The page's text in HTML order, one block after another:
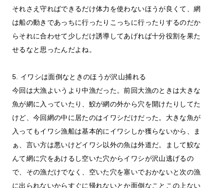
それさえ守ればできるだけ体力を使わないほうが良くて、網
は船の動きであっちに行ったりこっちに行ったりするのだか
らそれに合わせて少しだけ誘導してあげれば十分役割を果た
せるなと思ったんだよね。
5. イワシは面倒なときのほうが沢山捕れる
今回は大漁よいうより中漁だった。前回大漁のときは大きな
魚が網に入っていたり、鮫が網の外から穴を開けたりしてた
けど、今回網の中に居たのはイワシだけだった。大きな魚が
入ってもイワシ漁船は基本的にイワシしか獲らないから、ま
ぁ、言い方は悪いけどイワシ以外の魚は外道だ。まして鮫な
んて網に穴をあけるし空いた穴からイワシが沢山逃げるの
で、その漁だけでなく、空いた穴を塞いでおかないと次の漁
に出られないからすぐに帰れないとか面倒なことこの上ない